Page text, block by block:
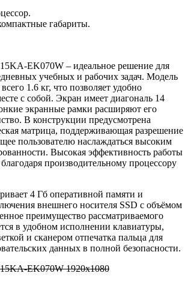
габариты.
EK070W – идеальное решение для
учебных и рабочих задач. Модель
1.6 кг, что позволяет удобно
с собой. Экран имеет диагональ 14
экранные рамки расширяют его
В конструкции предусмотрена
матрица, поддерживающая разрешение
пользователю наслаждаться высоким
Высокая эффективность работы
производительному процессору
4 Гб оперативной памяти и
внешнего носителя SSD с объёмом
преимущество рассматриваемого
в удобном исполнении клавиатуры,
и сканером отпечатка пальца для
данных в полной безопасности.
EK070W 1920x1080